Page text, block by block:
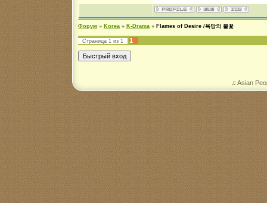
Форум » Korea » K-Drama » Flames of Desire /욕망의 불꽃
Страница 1 из 1 1
♫ Asian